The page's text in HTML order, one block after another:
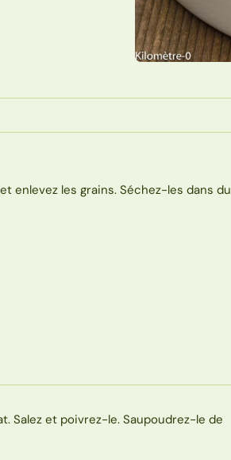
enlevez les grains. Séchez-les dans du
Salez et poivrez-le. Saupoudrez-le de